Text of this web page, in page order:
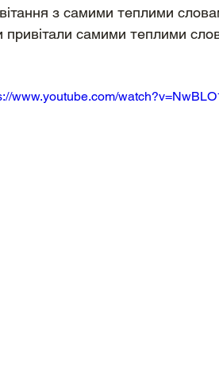
з самими теплими
привітали самими теплими
www.youtube.com/